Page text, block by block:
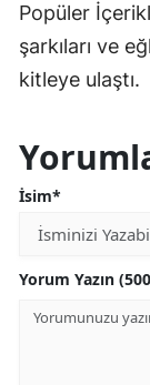
Popüler
şarkıları ve
kitleye ulaştı.
İsim*
Yorum Yazın